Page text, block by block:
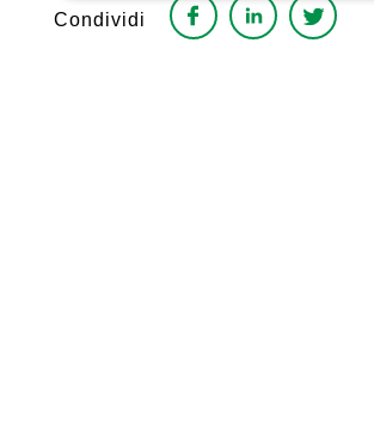
Condividi